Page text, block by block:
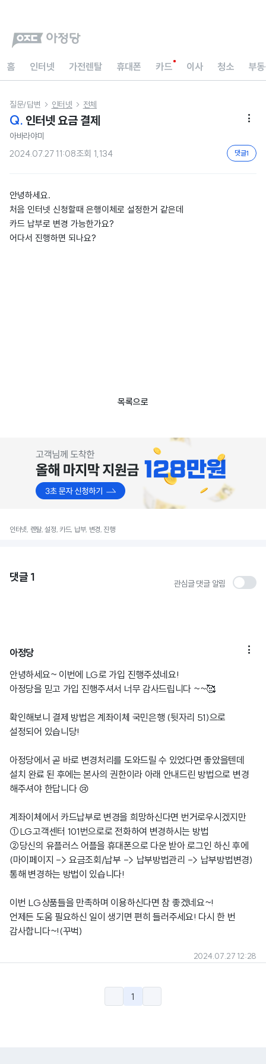
홈 인터넷 가전렌탈 휴대폰 카드 이사 청소 부
질문/답변  인터넷  전체
Q. 인터넷 요금 결제 
아바라야미
2024.07.27 11:08조회 1,134 댓글1
안녕하세요.
처음 인터넷 신청할때 은행이체로 설정한거 같은데
카드 납부로 변경 가능한가요?
어다서 진행하면 되나요?
목록으로
인터넷, 렌탈, 설정, 카드, 납부, 변경, 진행
댓글 1 관심글 댓글 알림
아정당 
안녕하세요~ 이번에 LG로 가입 진행주셨네요!
아정당을 믿고 가입 진행주셔서 너무 감사드립니다 ~~🥰
확인해보니 결제 방법은 계좌이체 국민은행 (뒷자리 51)으로
설정되어 있습니당!
아정당에서 곧 바로 변경처리를 도와드릴 수 있었다면 좋았을텐데
설치 완료 된 후에는 본사의 권한이라 아래 안내드린 방법으로 변경
해주셔야 한답니다 😢
계좌이체에서 카드납부로 변경을 희망하신다면 번거로우시겠지만
①LG고객센터 101번으로로 전화하여 변경하시는 방법
②당신의 유플러스 어플을 휴대폰으로 다운 받아 로그인 하신 후에
(마이페이지 -> 요금조회/납부 -> 납부방법관리 -> 납부방법변경)
통해 변경하는 방법이 있습니다!
이번 LG상품들을 만족하며 이용하신다면 참 좋겠네요~!
언제든 도움 필요하신 일이 생기면 편히 들러주세요! 다시 한 번
감사합니다~!(꾸벅)
2024.07.27 12:28
1